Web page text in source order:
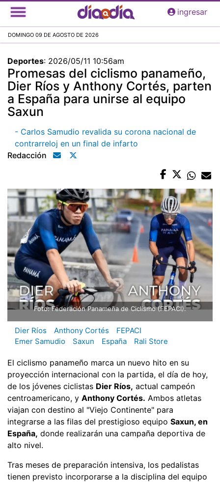
Pasar
al
principal
ingresar
DOMINGO 09 DE AGOSTO DE 2026
Deportes: 2026/05/11 10:56am
Promesas del ciclismo panameño,
Dier Ríos y Anthony Cortés, parten
a España para unirse al equipo
Saxun
- Carlos Samudio revalida su corona nacional de
contrarreloj en un final de infarto
Redacción
Foto: Federación Panameña de Ciclismo (FEPACI).
Dier Ríos Anthony Cortés
FEPACI
Emer Samudio
Saxun España Rali Store
El ciclismo panameño marca un nuevo hito en su
proyección internacional con la partida, el día de hoy,
de los jóvenes ciclistas Dier Ríos, actual campeón
centroamericano, y Anthony Cortés. Ambos atletas
viajan con destino al "Viejo Continente" para
integrarse a las filas del prestigioso equipo Saxun, en
España, donde realizarán una campaña deportiva de
alto nivel.
Tras meses de preparación intensiva, los pedalistas
tienen previsto incorporarse a la disciplina del equipo